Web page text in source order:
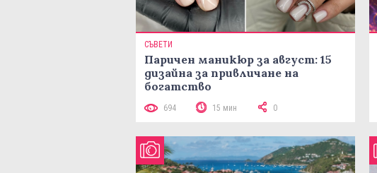
СЪВЕТИ
Паричен маникюр за август: 15
дизайна за привличане на
богатство
694 15 мин 0